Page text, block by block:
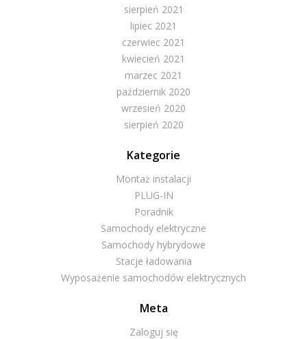
sierpień 2021
lipiec 2021
czerwiec 2021
kwiecień 2021
marzec 2021
październik 2020
wrzesień 2020
sierpień 2020
Kategorie
Montaż instalacji
PLUG-IN
Poradnik
Samochody elektryczne
Samochody hybrydowe
Stacje ładowania
Wyposażenie samochodów elektrycznych
Meta
Zaloguj się